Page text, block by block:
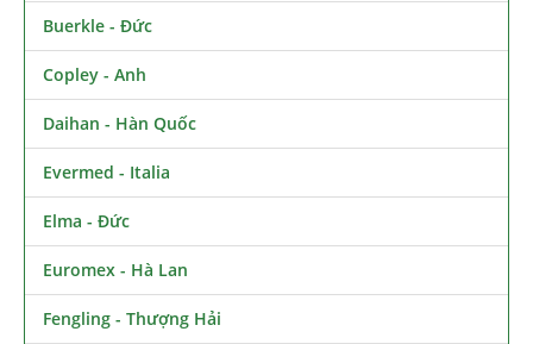
Buerkle - Đức
Copley - Anh
Daihan - Hàn Quốc
Evermed - Italia
Elma - Đức
Euromex - Hà Lan
Fengling - Thượng Hải